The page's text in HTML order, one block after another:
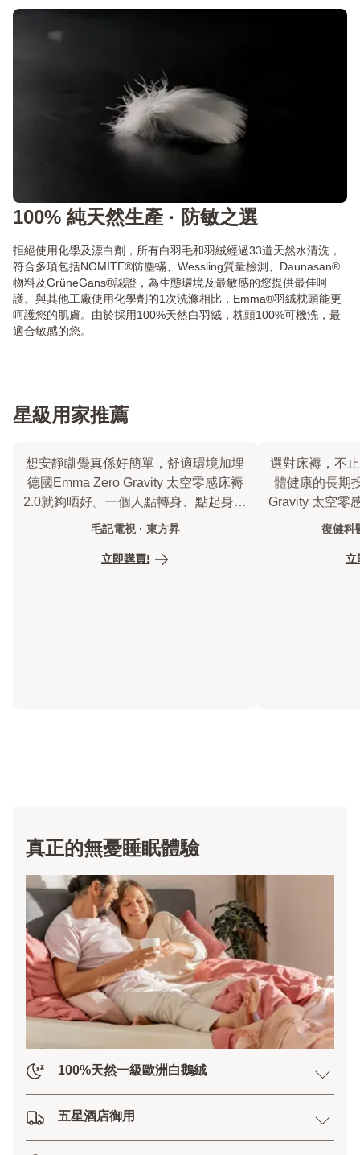
100% 純天然生產 · 防敏之選
拒絕使用化學及漂白劑，所有白羽毛和羽絨經過33道天然水清洗，
符合多項包括NOMITE®防塵蟎、Wessling質量檢測、Daunasan®
物料及GrüneGans®認證，為生態環境及最敏感的您提供最佳呵
護。與其他工廠使用化學劑的1次洗滌相比，Emma®羽絨枕頭能更
呵護您的肌膚。由於採用100%天然白羽絨，枕頭100%可機洗，最
適合敏感的您。
星級用家推薦
想安靜瞓覺真係好簡單，舒適環境加埋
德國Emma Zero Gravity 太空零感床褥
2.0就夠晒好。一個人點轉身、點起身，
都安靜唔打擾，成晚瞓得好穩陣
毛記電視 · 東方昇
立即購買!
選對床褥，不
體健康的長期
Gravity 太空零
設計，守
復健科
立
真正的無憂睡眠體驗
100%天然一級歐洲白鵝絨
五星酒店御用